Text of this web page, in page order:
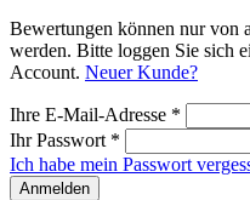
Bewertungen können nur von
werden. Bitte loggen Sie sich
Account. Neuer Kunde?
Ihre E-Mail-Adresse *
Ihr Passwort *
Ich habe mein Passwort
Anmelden